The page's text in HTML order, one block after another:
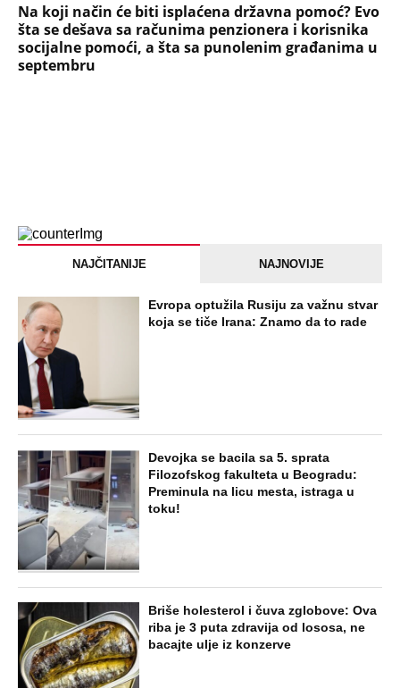
Na koji način će biti isplaćena državna pomoć? Evo
šta se dešava sa računima penzionera i korisnika
socijalne pomoći, a šta sa punolenim građanima u
septembru
NAJČITANIJE NAJNOVIJE
Evropa optužila Rusiju za važnu stvar
koja se tiče Irana: Znamo da to rade
Devojka se bacila sa 5. sprata
Filozofskog fakulteta u Beogradu:
Preminula na licu mesta, istraga u
toku!
Briše holesterol i čuva zglobove: Ova
riba je 3 puta zdravija od lososa, ne
bacajte ulje iz konzerve